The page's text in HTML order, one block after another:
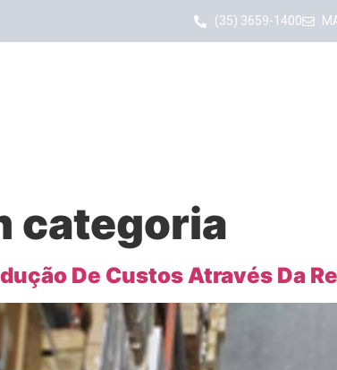
(35) 3659-1400
categoria
De Custos Através Da